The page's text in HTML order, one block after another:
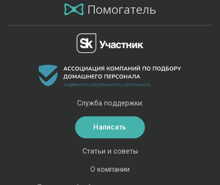
Помогатель
Статьи и советы
О компании
Служба поддержки:
Написать